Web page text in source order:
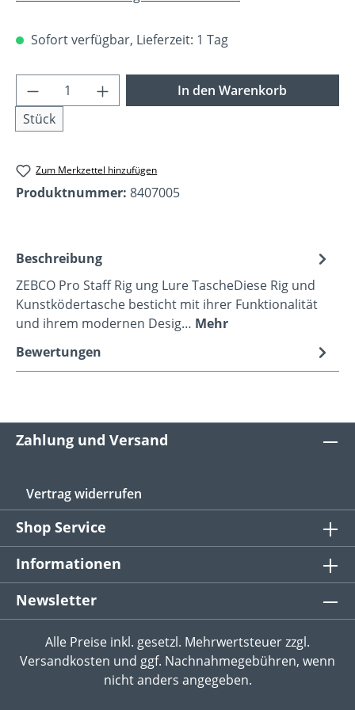
Sofort verfügbar, Lieferzeit: 1 Tag
Produkt Anzahl: Gib den gewünschten
Stück
In den Warenkorb
Zum Merkzettel hinzufügen
Produktnummer: 8407005
Beschreibung
ZEBCO Pro Staff Rig ung Lure TascheDiese Rig und
Kunstködertasche besticht mit ihrer Funktionalität
und ihrem modernen Desig… Mehr
Bewertungen
Zahlung und Versand
Vertrag widerrufen
Shop Service
Informationen
Newsletter
Alle Preise inkl. gesetzl. Mehrwertsteuer zzgl.
Versandkosten und ggf. Nachnahmegebühren, wenn
nicht anders angegeben.